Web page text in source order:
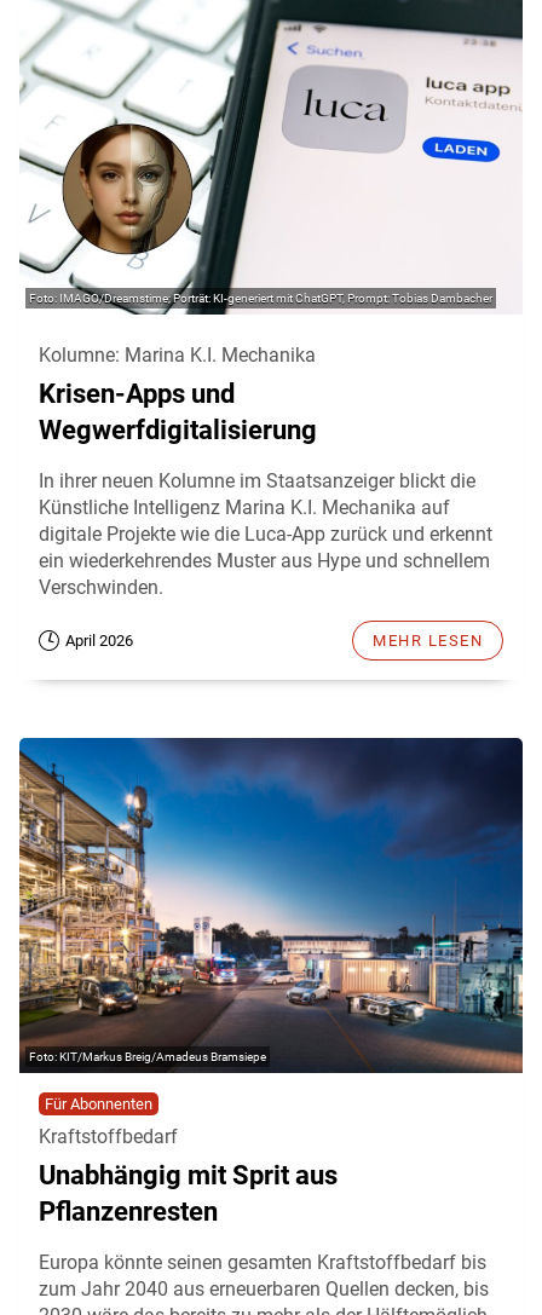
IMAGO/Dreamstime; Porträt: KI-generiert mit ChatGPT, Prompt: Tobias Dambacher
Kolumne: Marina K.I. Mechanika
Krisen-Apps und
Wegwerfdigitalisierung
In ihrer neuen Kolumne im Staatsanzeiger blickt die
Künstliche Intelligenz Marina K.I. Mechanika auf
digitale Projekte wie die Luca-App zurück und erkennt
ein wiederkehrendes Muster aus Hype und schnellem
Verschwinden.
April 2026 MEHR LESEN
KIT/Markus Breig/Amadeus Bramsiepe
Für Abonnenten
Kraftstoffbedarf
Unabhängig mit Sprit aus
Pflanzenresten
Europa könnte seinen gesamten Kraftstoffbedarf bis
zum Jahr 2040 aus erneuerbaren Quellen decken, bis